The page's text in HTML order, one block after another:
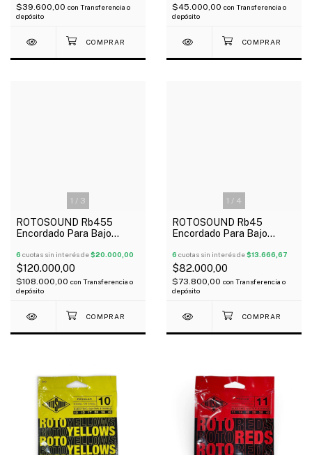
$39.600,00 con Transferencia o
depósito
$45.000,00 con Transferencia o
depósito
1 / 3
ROTOSOUND Rb455
Encordado Para Bajo
130
6 cuotas sin interés de$20.000,00
$120.000,00
$108.000,00 con Transferencia o
depósito
1 / 4
ROTOSOUND Rb45
Encordado Para Bajo
105
6 cuotas sin interés de$13.666,67
$82.000,00
$73.800,00 con Transferencia o
depósito